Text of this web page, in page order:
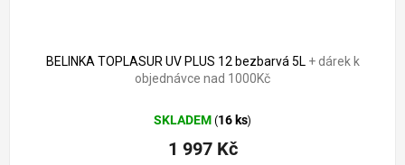
BELINKA TOPLASUR UV PLUS 12 bezbarvá 5L + dárek k
objednávce nad 1000Kč
SKLADEM (16 ks)
1 997 Kč